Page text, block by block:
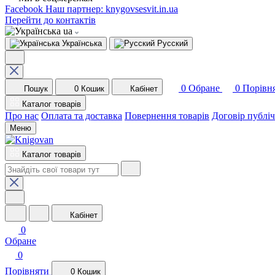
Facebook Наш партнер: knygovsesvit.in.ua
Перейти до контактів
ua
Українська Русский
Пошук 0 Кошик Кабінет 0 Обране 0
Каталог товарів
Про нас Оплата та доставка Повернення товарів Договір
Меню
Каталог товарів
Кабінет
0
Обране
0
Порівняти
0 Кошик